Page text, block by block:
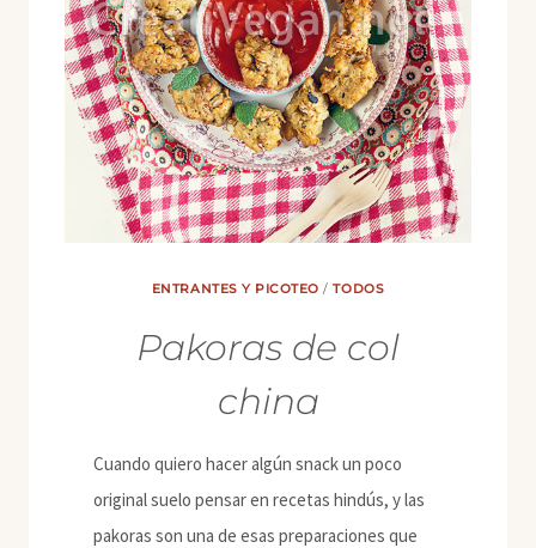
ENTRANTES Y PICOTEO /TODOS
Pakoras de col
china
Cuando quiero hacer algún snack un poco
original suelo pensar en recetas hindús, y las
pakoras son una de esas preparaciones que